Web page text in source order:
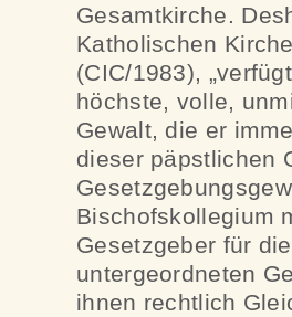
Gesamtkirche.
Katholischen
(CIC/1983),
höchste, volle,
Gewalt, die er
dieser päpstlichen
Bischofskollegium
Gesetzgeber für
untergeordneten
ihnen rechtlich